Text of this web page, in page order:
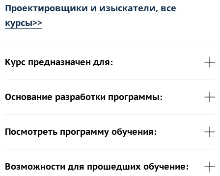
Проектировщики и изыскатели, все
курсы>>
Курс предназначен для:
Основание разработки программы:
Посмотреть программу обучения:
Возможности для прошедших обучение: